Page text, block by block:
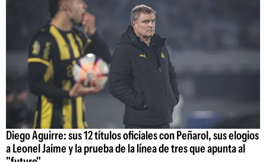
Diego Aguirre: sus 12 títulos oficiales con Peñarol, sus elogios
a Leonel Jaime y la prueba de la línea de tres que apunta al